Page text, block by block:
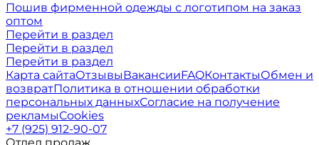
Пошив фирменной одежды с логотипом на заказ
оптом
Перейти в раздел
Перейти в раздел
Перейти в раздел
Карта сайтаОтзывыВакансииFAQКонтактыОбмен и
возвратПолитика в отношении обработки
персональных данныхСогласие на получение
рекламыCookies
+7 (925) 912-90-07